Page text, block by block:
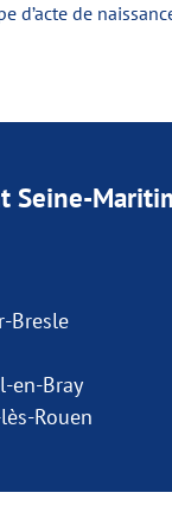
d’acte de
Seine-
Bresle
en-Bray
Rouen